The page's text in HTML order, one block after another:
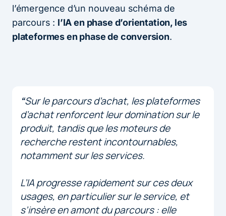
l’émergence d’un nouveau schéma de
parcours : l’IA en phase d’orientation, les
plateformes en phase de conversion.
“Sur le parcours d’achat, les plateformes
d’achat renforcent leur domination sur le
produit, tandis que les moteurs de
recherche restent incontournables,
notamment sur les services.
L’IA progresse rapidement sur ces deux
usages, en particulier sur le service, et
s’insère en amont du parcours : elle